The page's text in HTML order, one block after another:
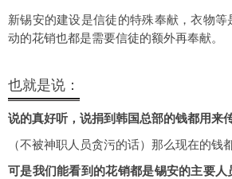
新锡安的建设是信徒的特殊奉献，衣物等
动的花销也都是需要信徒的额外再奉献。
也就是说：
说的真好听，说捐到韩国总部的钱都用
（不被神职人员贪污的话）那么现在的钱
可是我们能看到的花销都是锡安的主要人